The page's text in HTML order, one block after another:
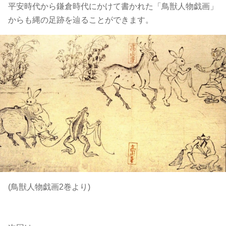
平安時代から鎌倉時代にかけて書かれた「鳥獣人物戯画」
からも縄の足跡を辿ることができます。
(鳥獣人物戯画2巻より)